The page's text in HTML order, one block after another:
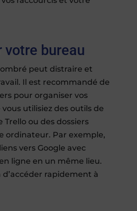
votre bureau
peut distraire et
Il est recommandé de
pour organiser vos
utilisiez des outils de
ou des dossiers
ordinateur. Par exemple,
vers Google avec
ligne en un même lieu.
rapidement à